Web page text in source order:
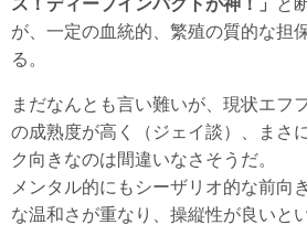
が、一定の血統的、繁殖の質的な担
る。
まだなんとも言い難いが、現状エフ
の成熟度が高く（ジェイ談）、まさ
ク向きなのは間違いなさそうだ。
メンタル的にもシーザリオ的な前向
な温和さが重なり、操縦性が良いと